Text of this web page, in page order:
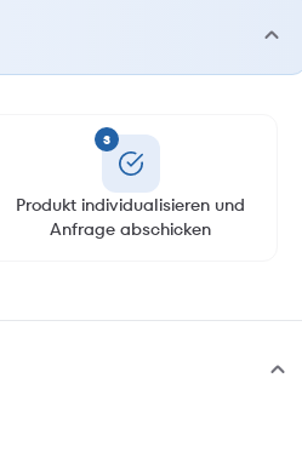
3
Produkt individualisieren und
Anfrage abschicken